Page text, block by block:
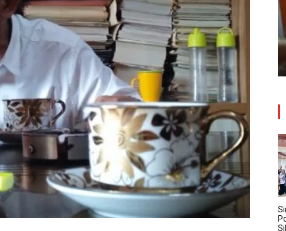
Usut Keras Tawuran Remaja di
Klari, Polres Karawang Lakukan
Olah TKP dan Buru Pelaku
22 Juli 2026